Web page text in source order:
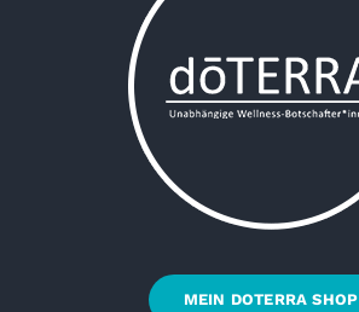
MEIN DOTERRA SHOP